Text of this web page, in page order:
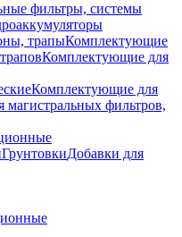
фильтры, системы
трапыКомплектующие
Комплектующие для
Комплектующие для
магистральных фильтров,
ГрунтовкиДобавки для